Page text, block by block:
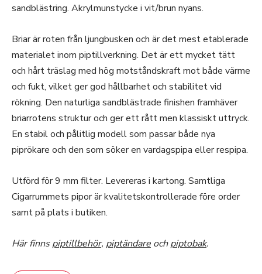
sandblästring. Akrylmunstycke i vit/brun nyans.
Briar är roten från ljungbusken och är det mest etablerade
materialet inom pip­tillverkning. Det är ett mycket tätt
och hårt träslag med hög motståndskraft mot både värme
och fukt, vilket ger god hållbarhet och stabilitet vid
rökning. Den naturliga sandblästrade finishen framhäver
briarrotens struktur och ger ett rått men klassiskt uttryck.
En stabil och pålitlig modell som passar både nya
piprökare och den som söker en vardagspipa eller respipa.
Utförd för 9 mm filter. Levereras i kartong. Samtliga
Cigarrummets pipor är kvalitetskontrollerade före order
samt på plats i butiken.
Här finnspiptillbehör, piptändare ochpiptobak.